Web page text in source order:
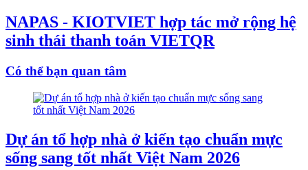
NAPAS - KIOTVIET hợp tác mở rộng hệ
sinh thái thanh toán VIETQR
Có thể bạn quan tâm
Dự án tổ hợp nhà ở kiến tạo chuẩn mực
sống sang tốt nhất Việt Nam 2026